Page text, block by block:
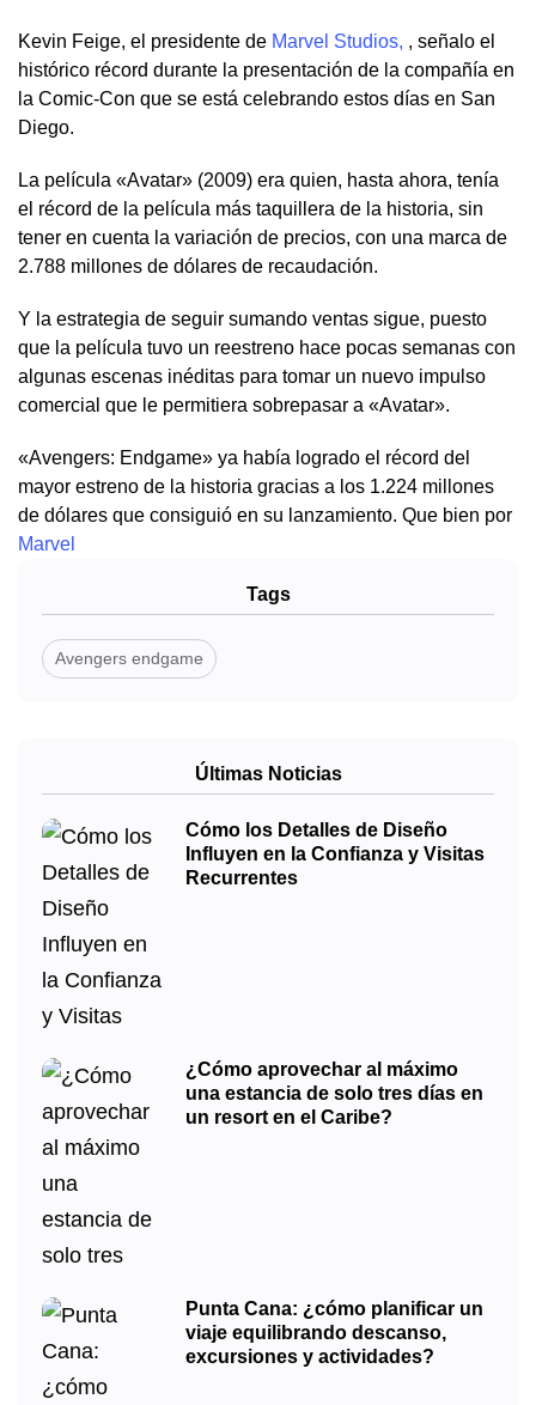
Kevin Feige, el presidente de Marvel Studios, , señalo el
histórico récord durante la presentación de la compañía en
la Comic-Con que se está celebrando estos días en San
Diego.
La película «Avatar» (2009) era quien, hasta ahora, tenía
el récord de la película más taquillera de la historia, sin
tener en cuenta la variación de precios, con una marca de
2.788 millones de dólares de recaudación.
Y la estrategia de seguir sumando ventas sigue, puesto
que la película tuvo un reestreno hace pocas semanas con
algunas escenas inéditas para tomar un nuevo impulso
comercial que le permitiera sobrepasar a «Avatar».
«Avengers: Endgame» ya había logrado el récord del
mayor estreno de la historia gracias a los 1.224 millones
de dólares que consiguió en su lanzamiento. Que bien por
Marvel
Tags
Avengers endgame
Últimas Noticias
Cómo los Detalles de Diseño
Influyen en la Confianza y Visitas
Recurrentes
¿Cómo aprovechar al máximo
una estancia de solo tres días en
un resort en el Caribe?
Punta Cana: ¿cómo planificar un
viaje equilibrando descanso,
excursiones y actividades?